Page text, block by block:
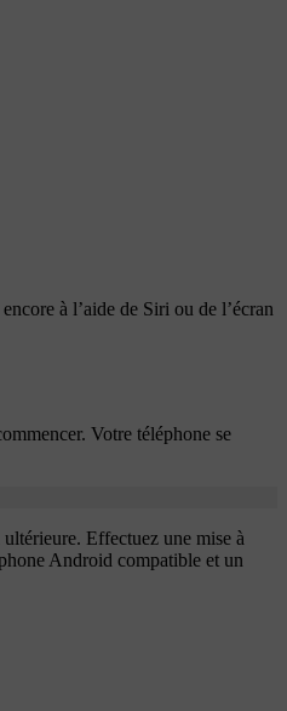
à l’aide de Siri ou de l’écran
Votre téléphone se
Effectuez une mise à
Android compatible et un